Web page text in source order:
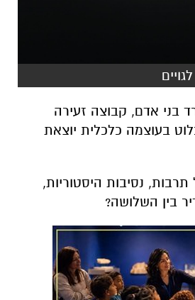
8 מיליארד בני אדם, קבוצה זעירה
בעוצמה כלכלית יוצאת
נסיבות היסטוריות,
בין השלושה?